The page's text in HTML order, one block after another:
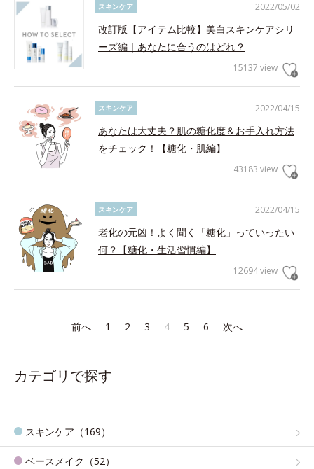
2022/05/02
スキンケア
改訂版【アイテム比較】美白スキンケアシリ
ーズ編｜あなたに合うのはどれ？
15137 view
2022/04/15
スキンケア
あなたは大丈夫？肌の糖化度＆お手入れ方法
をチェック！【糖化・肌編】
43183 view
2022/04/15
スキンケア
老化の元凶！よく聞く「糖化」っていったい
何？【糖化・生活習慣編】
12694 view
前へ 1 2 3 4 5 6 次へ
カテゴリで探す
スキンケア（169）
ベースメイク（52）